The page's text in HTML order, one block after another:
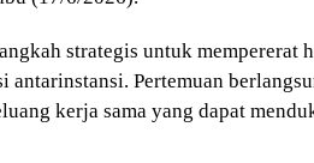
strategis untuk mempererat
antarinstansi. Pertemuan
kerja sama yang dapat